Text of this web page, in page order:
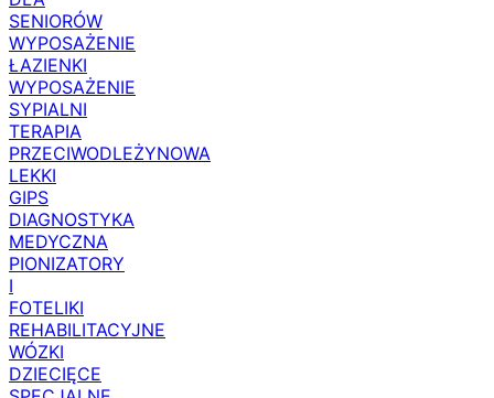
SENIORÓW
WYPOSAŻENIE
ŁAZIENKI
WYPOSAŻENIE
SYPIALNI
TERAPIA
PRZECIWODLEŻYNOWA
LEKKI
GIPS
DIAGNOSTYKA
MEDYCZNA
PIONIZATORY
I
FOTELIKI
REHABILITACYJNE
WÓZKI
DZIECIĘCE